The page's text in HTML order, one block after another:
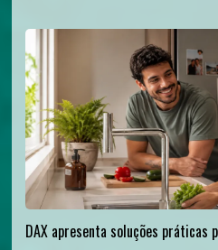
DAX apresenta soluções práticas